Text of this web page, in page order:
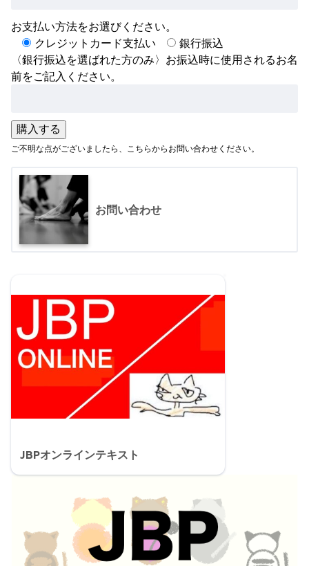
お支払い方法をお選びください。
クレジットカード支払い
銀行振込
〈銀行振込を選ばれた方のみ〉お振込時に使用されるお名
前をご記入ください。
ご不明な点がございましたら、こちらからお問い合わせください。
お問い合わせ
JBPオンラインテキスト